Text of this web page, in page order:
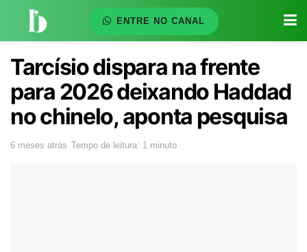
ENTRE NO CANAL
Tarcísio dispara na frente
para 2026 deixando Haddad
no chinelo, aponta pesquisa
6 meses atrás Tempo de leitura: 1 minuto